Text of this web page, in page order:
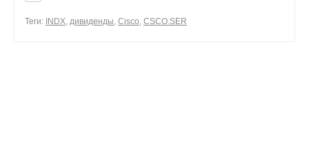
Теги: INDX, дивиденды, Cisco, CSCO.SER